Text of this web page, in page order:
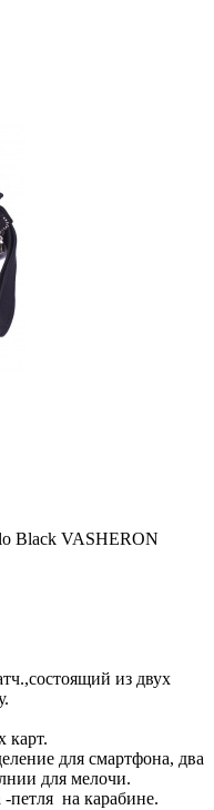
Black VASHERON
из двух
карт.
для смартфона, два
для мелочи.
петля на карабине.